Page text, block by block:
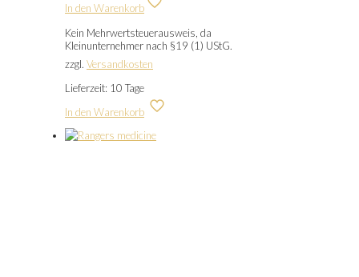
In den Warenkorb
Kein Mehrwertsteuerausweis, da
Kleinunternehmer nach §19 (1) UStG.
zzgl. Versandkosten
Lieferzeit: 10 Tage
In den Warenkorb